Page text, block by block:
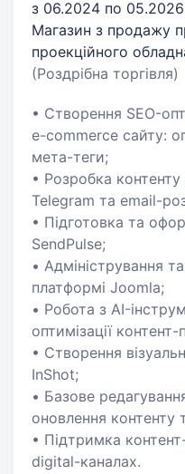
з 06.2024 по 05.2026
Магазин з продажу
проекційного
(Роздрібна торгівля)
• Створення SEO-
e-commerce сайту:
мета-теги;
• Розробка
Telegram та email-
• Підготовка та
SendPulse;
• Адміністрування
платформі Joomla;
• Робота з AI-
оптимізації контент-
• Створення
InShot;
• Базове
оновлення контенту
• Підтримка
digital-каналах.